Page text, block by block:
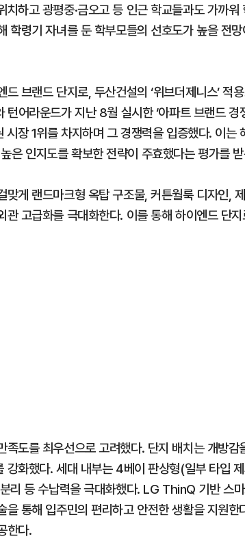
치하고 광평중·금오고 등 인근 학교들과도 가까
학령기 자녀를 둔 학부모들의 선호도가 높을 전
브랜드 단지로, 두산건설의 ‘위브더제니스’ 적
턴어라운드가 지난 8월 실시한 ‘아파트 브랜드
시장 1위를 차지하며 그 경쟁력을 입증했다. 이는
은 인지도를 확보한 전략이 주효했다는 평가를
맞게 랜드마크형 옥탑 구조물, 커튼월룩 디자인,
관 고급화를 극대화한다. 이를 통해 하이엔드 단
족도를 최우선으로 고려했다. 단지 배치는 개방
강화했다. 세대 내부는 4베이 판상형(일부 타입
리 등 수납력을 극대화했다. LG ThinQ 기반 스
을 통해 입주민의 편리하고 안전한 생활을 지원
한다.